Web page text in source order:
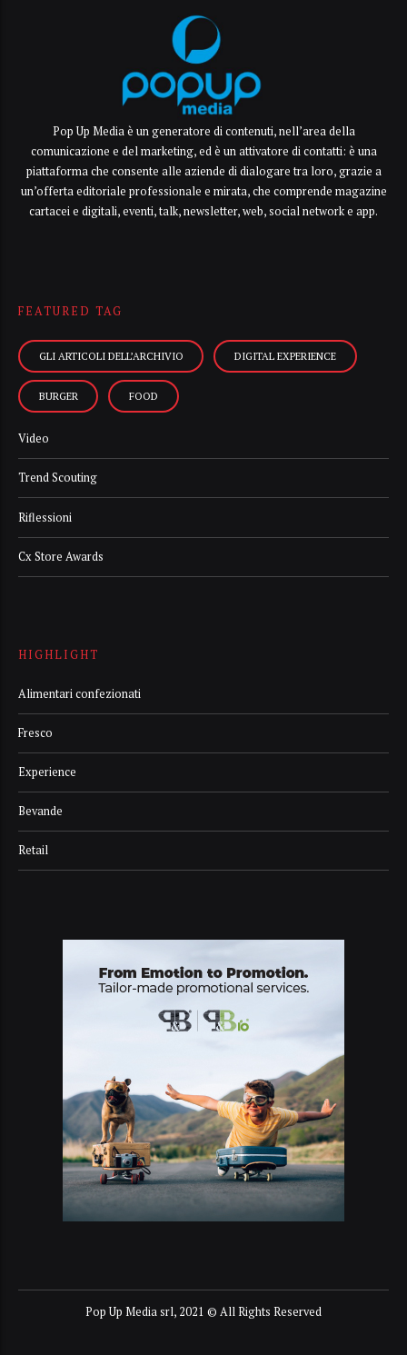
Pop Up Media è un generatore di contenuti, nell’area della
comunicazione e del marketing, ed è un attivatore di contatti: è una
piattaforma che consente alle aziende di dialogare tra loro, grazie a
un’offerta editoriale professionale e mirata, che comprende magazine
cartacei e digitali, eventi, talk, newsletter, web, social network e app.
FEATURED TAG
GLI ARTICOLI DELL’ARCHIVIO DIGITAL EXPERIENCE
BURGER FOOD
Video
Trend Scouting
Riflessioni
Cx Store Awards
HIGHLIGHT
Alimentari confezionati
Fresco
Experience
Bevande
Retail
Pop Up Media srl, 2021 © All Rights Reserved